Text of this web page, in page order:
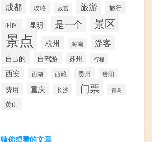
成都 攻略 故宫 旅游
旅行
时间
昆明 是一个 景区
景点 杭州 海南 游客
自己的 自驾游 苏州 行程
西安 西湖 西藏 贵州 贵阳
费用 重庆 长沙 门票 青岛
黄山
猜你想看的文章